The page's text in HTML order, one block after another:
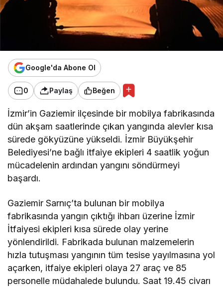
Google'da Abone Ol
0 Paylaş Beğen
İzmir’in Gaziemir ilçesinde bir mobilya fabrikasında
dün akşam saatlerinde çıkan yangında alevler kısa
sürede gökyüzüne yükseldi. İzmir Büyükşehir
Belediyesi’ne bağlı itfaiye ekipleri 4 saatlik yoğun
mücadelenin ardından yangını söndürmeyi
başardı.
Gaziemir Sarnıç’ta bulunan bir mobilya
fabrikasında yangın çıktığı ihbarı üzerine İzmir
İtfaiyesi ekipleri kısa sürede olay yerine
yönlendirildi. Fabrikada bulunan malzemelerin
hızla tutuşması yangının tüm tesise yayılmasına yol
açarken, itfaiye ekipleri olaya 27 araç ve 85
personelle müdahalede bulundu. Saat 19.45 civarı